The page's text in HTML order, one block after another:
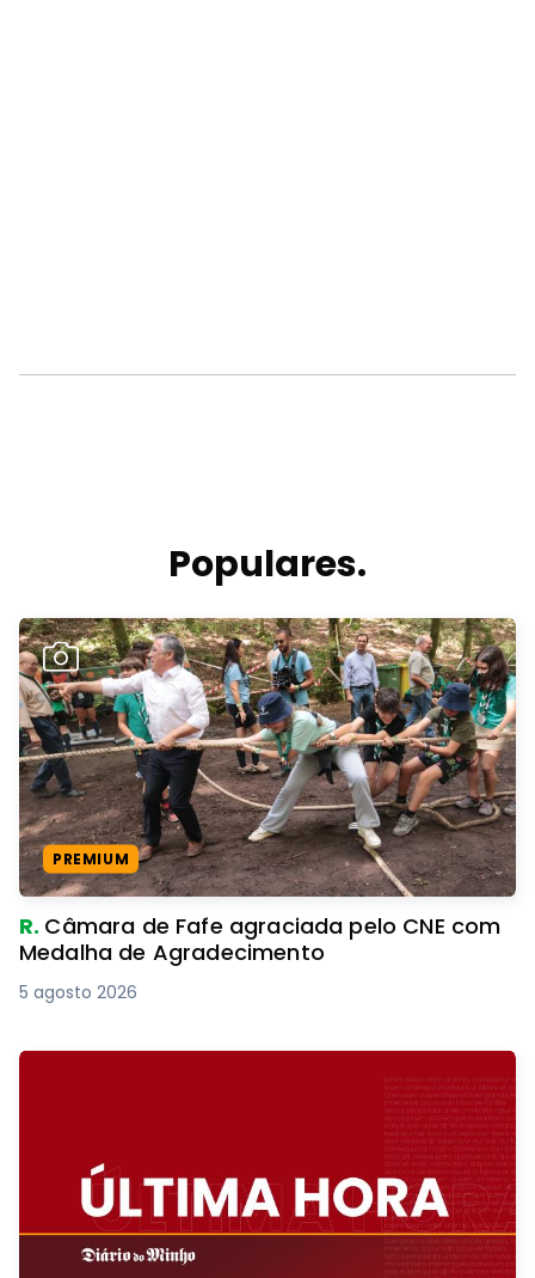
Populares.
PREMIUM
R. Câmara de Fafe agraciada pelo CNE com
Medalha de Agradecimento
5 agosto 2026